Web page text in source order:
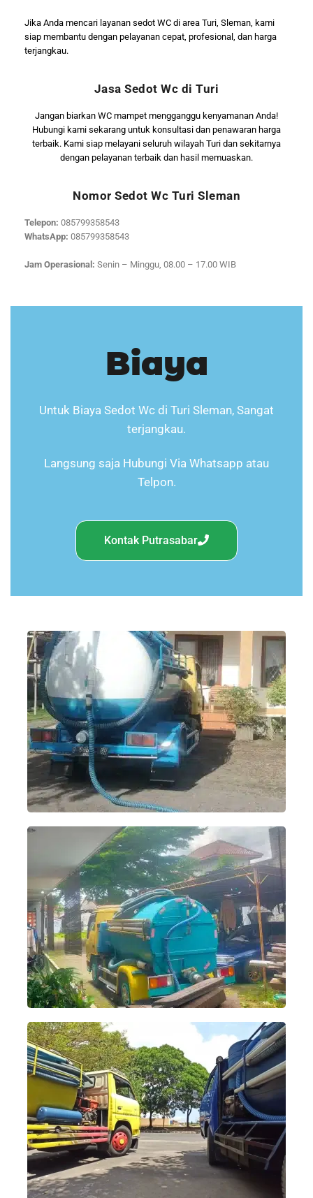
Jika Anda mencari layanan sedot WC di area Turi, Sleman, kami
siap membantu dengan pelayanan cepat, profesional, dan harga
terjangkau.
Jasa Sedot Wc di Turi
Jangan biarkan WC mampet mengganggu kenyamanan Anda!
Hubungi kami sekarang untuk konsultasi dan penawaran harga
terbaik. Kami siap melayani seluruh wilayah Turi dan sekitarnya
dengan pelayanan terbaik dan hasil memuaskan.
Nomor Sedot Wc Turi Sleman
Telepon: 085799358543
WhatsApp: 085799358543
Jam Operasional: Senin – Minggu, 08.00 – 17.00 WIB
Biaya
Untuk Biaya Sedot Wc di Turi Sleman, Sangat
terjangkau.
Langsung saja Hubungi Via Whatsapp atau
Telpon.
Kontak Putrasabar